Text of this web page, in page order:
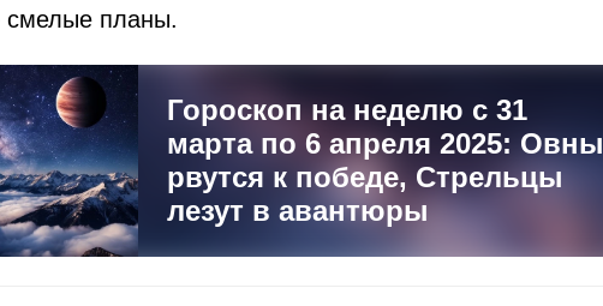
смелые планы.
Гороскоп на неделю с 31
марта по 6 апреля 2025: Овны
рвутся к победе, Стрельцы
лезут в авантюры